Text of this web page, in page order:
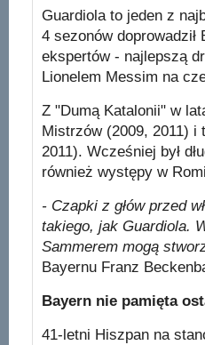
Guardiola to jeden z
4 sezonów doprowadził
ekspertów - najlepszą
Lionelem Messim na
Z "Dumą Katalonii" w
Mistrzów (2009, 2011) i
2011). Wcześniej był
również występy w
- Czapki z głów przed
takiego, jak Guardiola.
Sammerem mogą
Bayernu Franz
Bayern nie pamięta
41-letni Hiszpan na